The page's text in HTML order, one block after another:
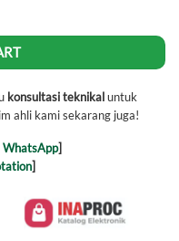
Tiller Cultivator quantity
konsultasi teknikaluntuk
ahli kami sekarang juga!
WhatsApp]
]